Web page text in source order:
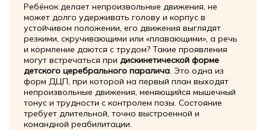
Ребёнок делает непроизвольные движения, не
может долго удерживать голову и корпус в
устойчивом положении, его движения выглядят
резкими, скручивающими или «плавающими», а речь
и кормление даются с трудом? Такие проявления
могут встречаться при дискинетической форме
детского церебрального паралича. Это одна из
форм ДЦП, при которой на первый план выходят
непроизвольные движения, меняющийся мышечный
тонус и трудности с контролем позы. Состояние
требует длительной, точно выстроенной и
командной реабилитации.